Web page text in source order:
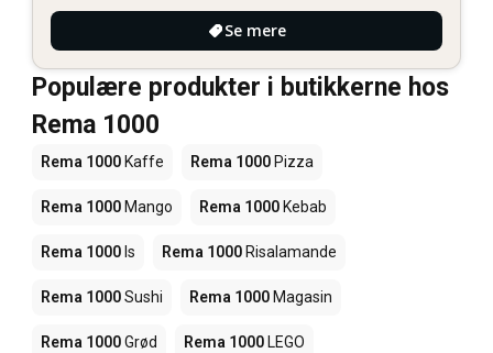
Se mere
Populære produkter i butikkerne hos
Rema 1000
Rema 1000 Kaffe Rema 1000 Pizza
Rema 1000 Mango Rema 1000 Kebab
Rema 1000 Is Rema 1000 Risalamande
Rema 1000Sushi Rema 1000 Magasin
Rema 1000Grød Rema 1000 LEGO